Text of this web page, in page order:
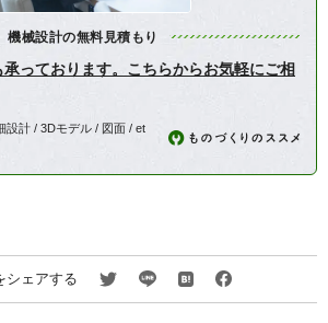
機械設計の無料見積もり
っております。こちらからお気軽にご相
設計 / 3Dモデル / 図面 / et
シェアする